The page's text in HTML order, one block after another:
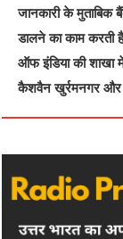
जानकारी के
डालने का काम करती
ऑफ इंडिया की शाखा
कैशवैन खुर्रमनगर और